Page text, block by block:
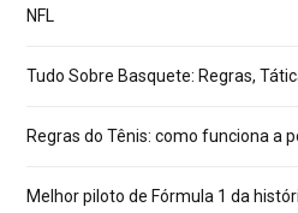
NFL
Tudo Sobre Basquete: Regras,
Regras do Tênis: como funciona a
Melhor piloto de Fórmula 1 da